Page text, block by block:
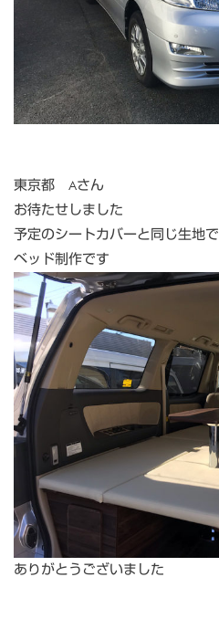
東京都 Aさん
お待たせしました
予定のシートカバーと同じ生地で
ベッド制作です
ありがとうございました